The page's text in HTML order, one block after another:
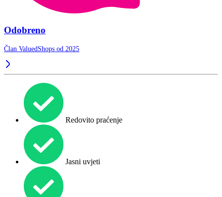
Odobreno
Član ValuedShops od 2025
Redovito praćenje
Jasni uvjeti